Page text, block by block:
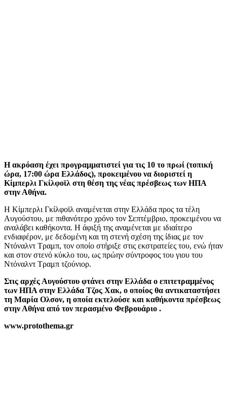
Η ακρόαση έχει προγραμματιστεί για τις 10 το πρωί (τοπική
ώρα, 17:00 ώρα Ελλάδος), προκειμένου να διοριστεί η
Κίμπερλι Γκίλφοϊλ στη θέση της νέας πρέσβεως των ΗΠΑ
στην Αθήνα.
Η Κίμπερλι Γκίλφοϊλ αναμένεται στην Ελλάδα προς τα τέλη
Αυγούστου, με πιθανότερο χρόνο τον Σεπτέμβριο, προκειμένου να
αναλάβει καθήκοντα. Η άφιξή της αναμένεται με ιδιαίτερο
ενδιαφέρον, με δεδομένη και τη στενή σχέση της ίδιας με τον
Ντόναλντ Τραμπ, τον οποίο στήριξε στις εκστρατείες του, ενώ ήταν
και στον στενό κύκλο του, ως πρώην σύντροφος του γιου του
Ντόναλντ Τραμπ τζούνιορ.
Στις αρχές Αυγούστου φτάνει στην Ελλάδα ο επιτετραμμένος
των ΗΠΑ στην Ελλάδα Τζος Χακ, ο οποίος θα αντικαταστήσει
τη Μαρία Ολσον, η οποία εκτελούσε και καθήκοντα πρέσβεως
στην Αθήνα από τον περασμένο Φεβρουάριο .
www.protothema.gr